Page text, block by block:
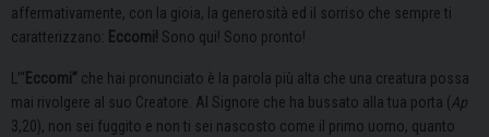
affermativamente, con la gioia, la generosità ed il sorriso che sempre ti
caratterizzano: Eccomi! Sono qui! Sono pronto!
L’“ Eccomi” che hai pronunciato è la parola più alta che una creatura possa
mai rivolgere al suo Creatore. Al Signore che ha bussato alla tua porta (Ap
3,20), non sei fuggito e non ti sei nascosto come il primo uomo, quanto